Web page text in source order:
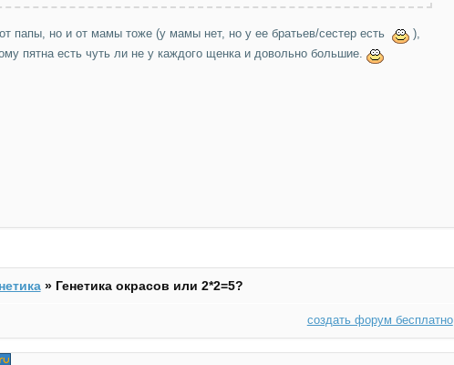
папы, но и от мамы тоже (у мамы нет, но у ее братьев/сестер есть
),
пятна есть чуть ли не у каждого щенка и довольно большие.
» Генетика окрасов или 2*2=5?
создать форум бесплатно